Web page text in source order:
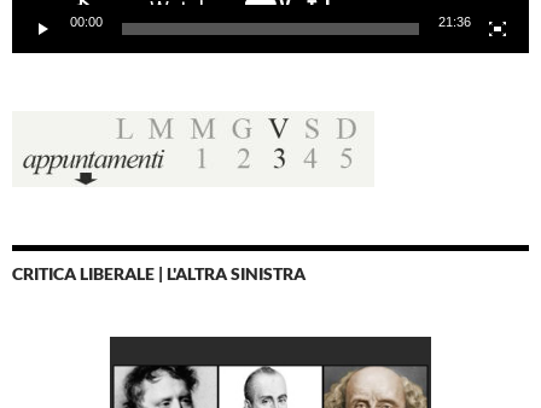
00:00 21:36
CRITICA LIBERALE | L'ALTRA SINISTRA